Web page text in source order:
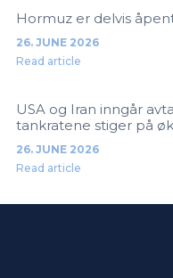
Hormuz er delvis
26. JUNE 2026
Read article
USA og Iran inngår
tankratene stiger på
26. JUNE 2026
Read article